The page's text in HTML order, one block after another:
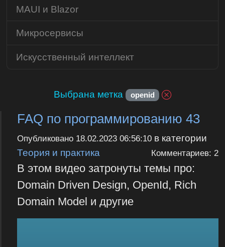
Выбрана метка openid
FAQ по программированию 43
Опубликовано 18.02.2023 06:56:10в категории
Теория и практика
Комментариев: 2
В этом видео затронуты темы про:
Domain Driven Design, OpenId, Rich
Domain Model и другие
MAUI и Blazor
Микросервисы
Искусственный интеллект